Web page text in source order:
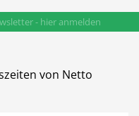
- hier anmelden
von Netto